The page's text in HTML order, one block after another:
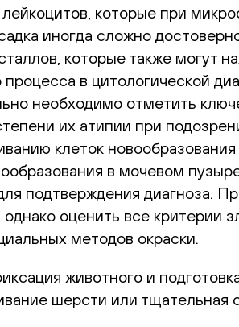
которые при
иногда сложно
которые также могут
процесса в цитологической
необходимо отметить
их атипии при
клеток
в мочевом
подтверждения диагноза.
оценить все критерии
методов окраски.
животного и
шерсти или тщательная